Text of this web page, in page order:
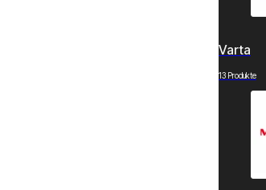
Varta
13 Produkte